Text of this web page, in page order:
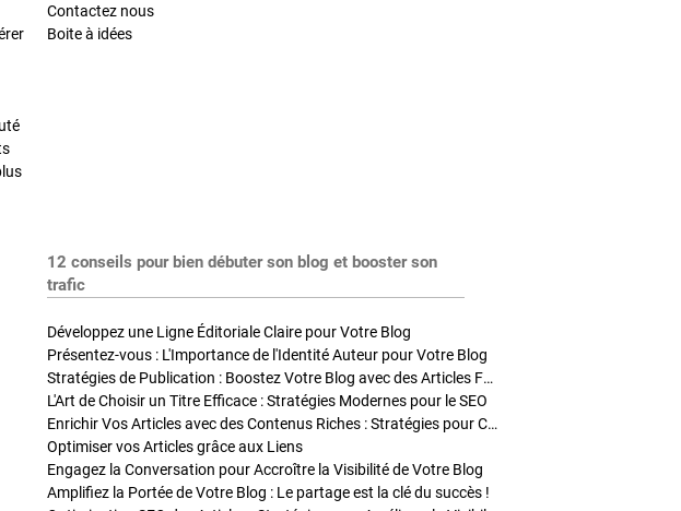
Contactez nous
Boite à idées
12 conseils pour bien débuter son blog et booster son
trafic
Développez une Ligne Éditoriale Claire pour Votre Blog
Présentez-vous : L'Importance de l'Identité Auteur pour Votre Blog
Stratégies de Publication : Boostez Votre Blog avec des Articles Fréquents et Exclusifs
L'Art de Choisir un Titre Efficace : Stratégies Modernes pour le SEO
Enrichir Vos Articles avec des Contenus Riches : Stratégies pour Captiver et Optimiser
Optimiser vos Articles grâce aux Liens
Engagez la Conversation pour Accroître la Visibilité de Votre Blog
Amplifiez la Portée de Votre Blog : Le partage est la clé du succès !